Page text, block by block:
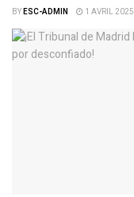
BYESC-ADMIN 1 AVRIL 2025